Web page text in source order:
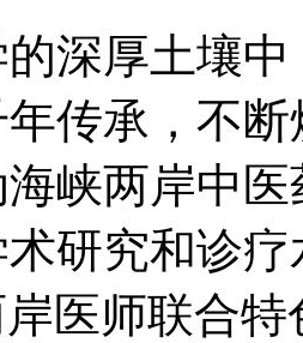
深厚土壤
传承，不
峡两岸中
研究和诊
岸医师联合